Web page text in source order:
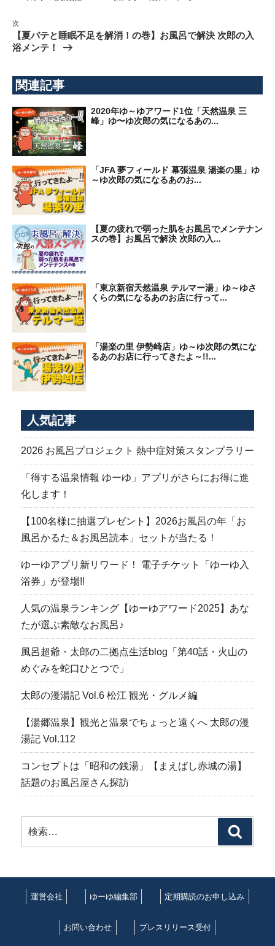
ビ
ゲ
ー
ョ
ン
稿
次
の
投
次
【夏バテと睡眠不足を解消！の巻】お風呂で解決 次郎の入
浴メンテ！
関連記事
2020年ゆ～ゆアワード1位「天然温泉 三
峰」ゆ〜ゆ次郎の気になるあの...
「JFA 夢フィールド 幕張温泉 湯楽の里」ゆ
～ゆ次郎の気になるあのお...
【夏の疲れで弱った肌をお風呂でメンテナン
スの巻】お風呂で解決 次郎の入...
「東京新宿天然温泉 テルマー湯」ゆ～ゆさ
くらの気になるあのお店に行って...
「湯楽の里 伊勢崎店」ゆ～ゆ次郎の気にな
るあのお店に行ってきたよ～!!...
人気記事
2026 お風呂プロジェクト 熱中症対策スタンプラリー
「得する温泉情報 ゆーゆ」アプリがさらにお得に進
化します！
【100名様に抽選プレゼント】2026お風呂の年「お
風呂かるた＆お風呂読本」セットが当たる！
ゆーゆアプリ新リワード！ 電子チケット「ゆーゆ入
浴券」が登場!!
人気の温泉ランキング【ゆーゆアワード2025】あな
たが選ぶ素敵なお風呂♪
風呂超爺・太郎の二拠点生活blog「第40話・火山の
めぐみを蛇口ひとつで」
太郎の漫湯記 Vol.6 松江 観光・グルメ編
【湯郷温泉】観光と温泉でちょっと遠くへ 太郎の漫
湯記 Vol.112
コンセプトは「昭和の銭湯」【まえばし赤城の湯】
話題のお風呂屋さん探訪
索
運営会社 ゆーゆ編集部 定期購読のお申し込み
お問い合わせ プレスリリース受付